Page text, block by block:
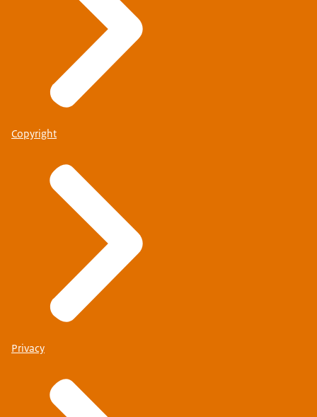
Copyright
Privacy